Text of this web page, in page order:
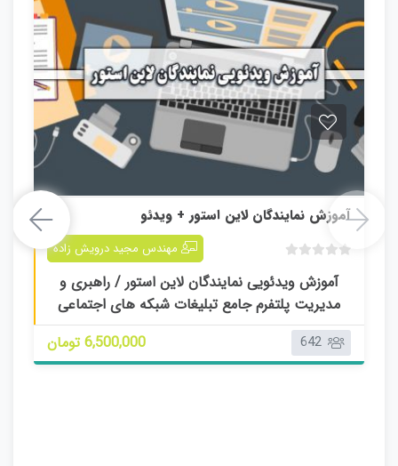
آموزش نمایندگان لاین استور + ویدئو آموزش نمایندگان لاین استور + ویدئو
د
و
ن
م
مهندس مجید درویش زاده
آموزش ویدئویی نمایندگان لاین استور / راهبری و
مدیریت پلتفرم جامع تبلیغات شبکه های اجتماعی
642 6,500,000 تومان